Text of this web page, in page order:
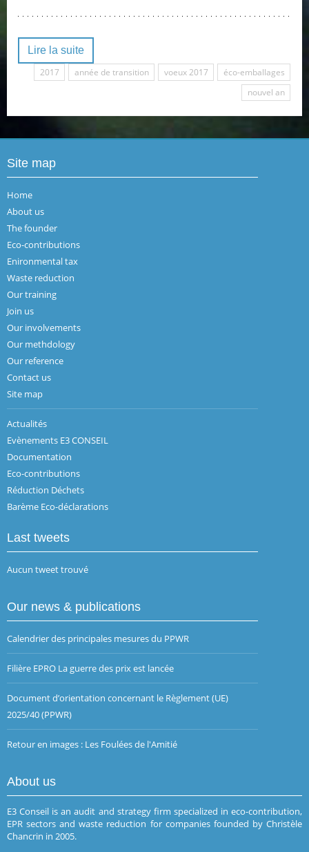
Lire la suite
2017
année de transition voeux 2017
éco-emballages
nouvel an
Site map
Home
About us
The founder
Eco-contributions
Enironmental tax
Waste reduction
Our training
Join us
Our involvements
Our methdology
Our reference
Contact us
Site map
Actualités
Evènements E3 CONSEIL
Documentation
Eco-contributions
Réduction Déchets
Barème Eco-déclarations
Last tweets
Aucun tweet trouvé
Our news & publications
Calendrier des principales mesures du PPWR
Filière EPRO La guerre des prix est lancée
Document d’orientation concernant le Règlement (UE)
2025/40 (PPWR)
Retour en images : Les Foulées de l'Amitié
About us
E3 Conseil is an audit and strategy firm specialized in eco-contribution,
EPR sectors and waste reduction for companies founded by Christèle
Chancrin in 2005.